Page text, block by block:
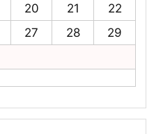
20 21
22
27 28
29